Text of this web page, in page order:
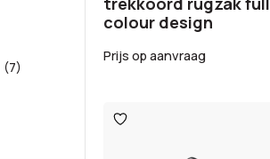
(7)
colour design
Prijs op aanvraag
Toevoegen
aan